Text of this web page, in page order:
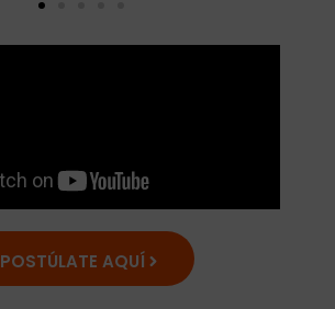
POSTÚLATE AQUÍ